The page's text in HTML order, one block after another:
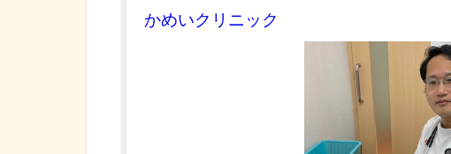
かめいクリニック